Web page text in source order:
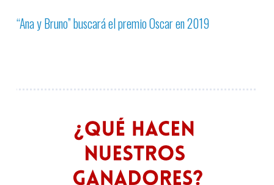
“Ana y Bruno”buscará el premio Oscar en 2019